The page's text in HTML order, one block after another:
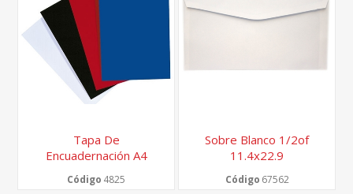
Tapa De
Encuadernación A4
Código 4825
Sobre Blanco 1/2of
11.4x22.9
Código 67562